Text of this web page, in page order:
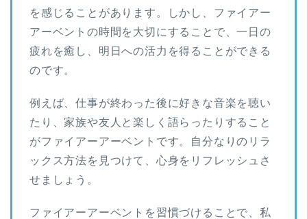
を感じることがあります。しかし、ファイアー
アーベントの時間を大切にすることで、一日の
疲れを癒し、明日への活力を得ることができる
のです。
例えば、仕事が終わった後に好きな音楽を聴い
たり、家族や友人と楽しく語らったりすること
がファイアーアーベントです。自分なりのリラ
ックス方法を見つけて、心身をリフレッシュさ
せましょう。
ファイアーアーベントを習慣づけることで、私